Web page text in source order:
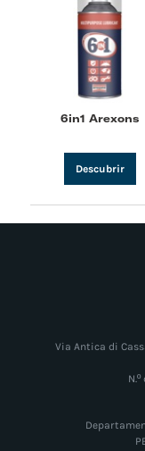
6in1 Arexons
Descubrir
Via Antica di